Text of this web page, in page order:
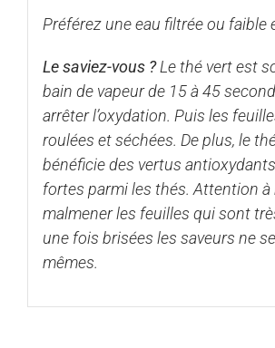
Préférez une eau filtrée ou faible
Le saviez-vous ?Le thé vert est
bain de vapeur de 15 à 45
arrêter l’oxydation. Puis les
roulées et séchées. De plus, le
bénéficie des vertus
fortes parmi les thés. Attention à
malmener les feuilles qui sont
une fois brisées les saveurs ne
mêmes.